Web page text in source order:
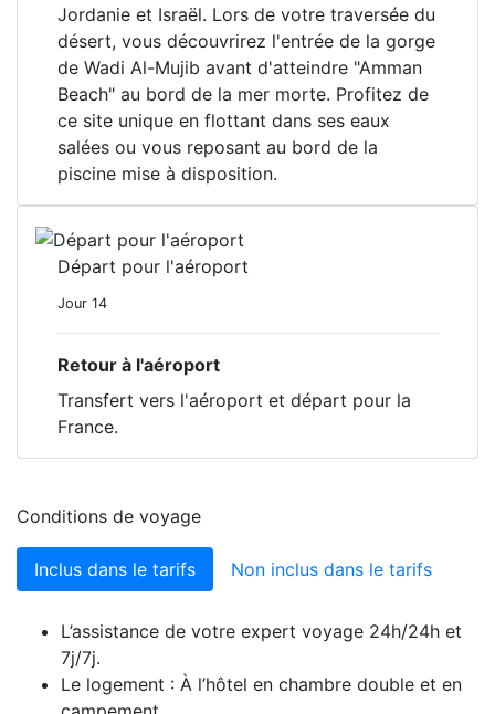
Jordanie et Israël. Lors de votre traversée du
désert, vous découvrirez l'entrée de la gorge
de Wadi Al-Mujib avant d'atteindre "Amman
Beach" au bord de la mer morte. Profitez de
ce site unique en flottant dans ses eaux
salées ou vous reposant au bord de la
piscine mise à disposition.
Départ pour l'aéroport
Jour 14
Retour à l'aéroport
Transfert vers l'aéroport et départ pour la
France.
Conditions de voyage
Inclus dans le tarifs Non inclus dans le tarifs
L’assistance de votre expert voyage 24h/24h et
7j/7j.
Le logement : À l’hôtel en chambre double et en